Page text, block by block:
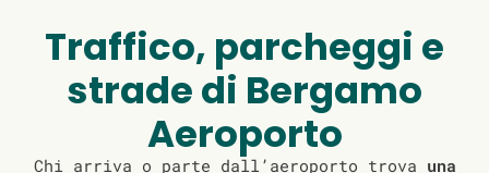
Traffico, parcheggi e
strade di Bergamo
Aeroporto
Chi arriva o parte dall’aeroporto trova una